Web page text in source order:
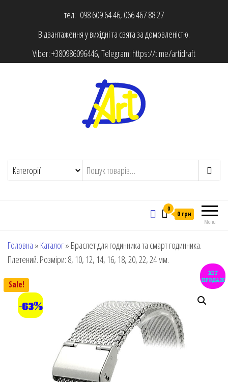
тел: 098 609 64 46, 066 467 88 27
Відвантаження у вихідні та свята за домовленістю.
Viber:+380986096446, Telegram: https://t.me/artidraft
Menu
0
0 грн
Головна » Каталог» Браслет для годинника та смарт годинника.
Плетений. Розміри: 8, 10, 12, 14, 16, 18, 20, 22, 24 мм.
Sale!
-63%
хіт
продаж